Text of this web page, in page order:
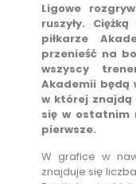
Ligowe
ruszyły.
piłkarze
przenieść na
wszyscy
Akademii będą
w której znajdą
się w ostatnim
pierwsze.
W grafice w
znajduje się